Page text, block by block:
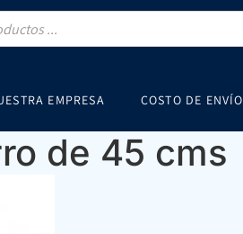
EMPRESA COSTO DE ENVÍO
de 45 cms